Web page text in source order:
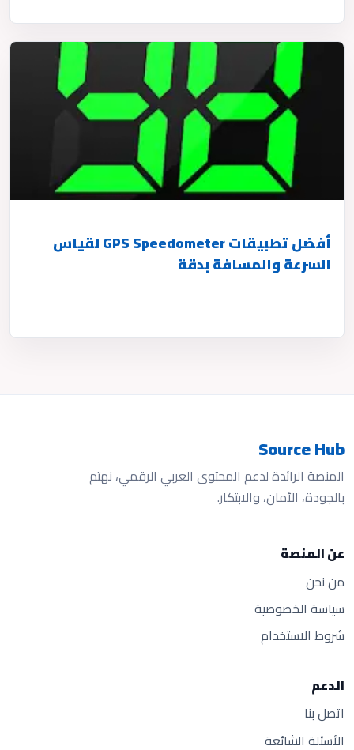
أفضل تطبيقات GPS Speedometer لقياس
السرعة والمسافة بدقة
Source Hub
المنصة الرائدة لدعم المحتوى العربي الرقمي، نهتم
بالجودة، الأمان، والابتكار.
عن المنصة
من نحن
سياسة الخصوصية
شروط الاستخدام
الدعم
اتصل بنا
الأسئلة الشائعة